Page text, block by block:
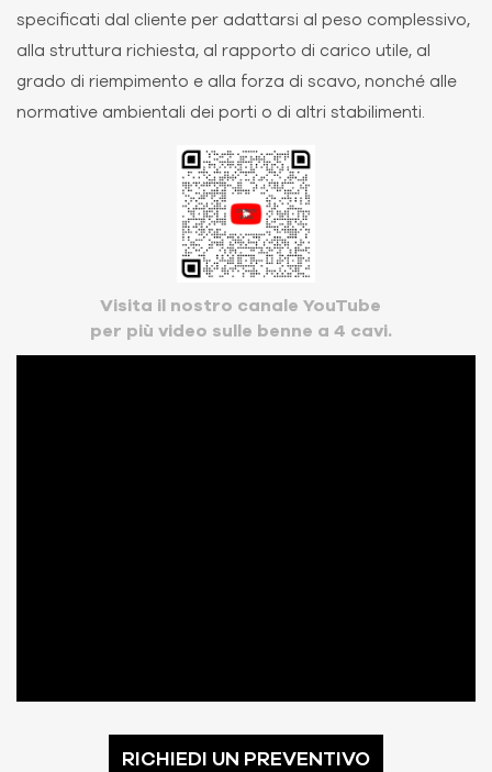
specificati dal cliente per adattarsi al peso complessivo,
alla struttura richiesta, al rapporto di carico utile, al
grado di riempimento e alla forza di scavo, nonché alle
normative ambientali dei porti o di altri stabilimenti.
Visita il nostro canale YouTube
per più video sulle benne a 4 cavi.
RICHIEDI UN PREVENTIVO